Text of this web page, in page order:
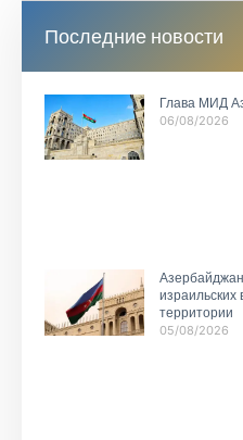
Последние новости
Глава МИД
06/08/2026
израильских
территории
05/08/2026